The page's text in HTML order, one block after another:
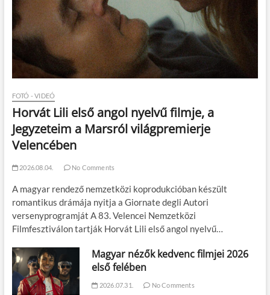
FOTÓ - VIDEÓ
Horvát Lili első angol nyelvű filmje, a
Jegyzeteim a Marsról világpremierje
Velencében
2026.08.04. No Comments
A magyar rendező nemzetközi koprodukcióban készült
romantikus drámája nyitja a Giornate degli Autori
versenyprogramját A 83. Velencei Nemzetközi
Filmfesztiválon tartják Horvát Lili első angol nyelvű…
Magyar nézők kedvenc filmjei 2026
első felében
2026.07.31. No Comments